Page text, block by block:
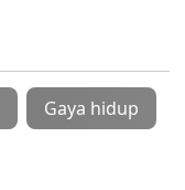
Gaya hidup